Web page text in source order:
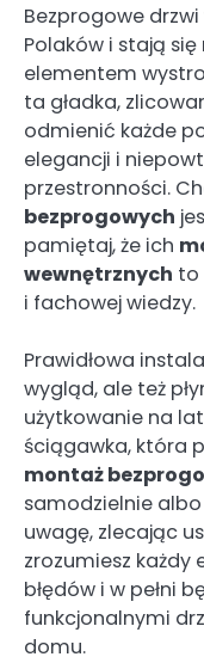
Bezprogowe
Polaków i stają
elementem
ta gładka,
odmienić każde
elegancji i
przestronności.
bezprogowych
pamiętaj, że ich
wewnętrznych to
i fachowej wiedzy.
Prawidłowa
wygląd, ale też
użytkowanie na
ściągawka, która
montaż
samodzielnie
uwagę, zlecając
zrozumiesz każdy
błędów i w pełni
funkcjonalnymi
domu.